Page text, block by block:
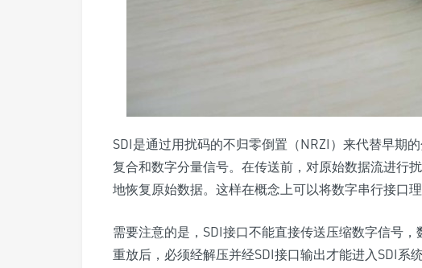
SDI是通过用扰码的不归零倒置（NRZI）来代替早期
复合和数字分量信号。在传送前，对原始数据流进行
地恢复原始数据。这样在概念上可以将数字串行接口
需要注意的是，SDI接口不能直接传送压缩数字信号
重放后，必须经解压并经SDI接口输出才能进入SDI系